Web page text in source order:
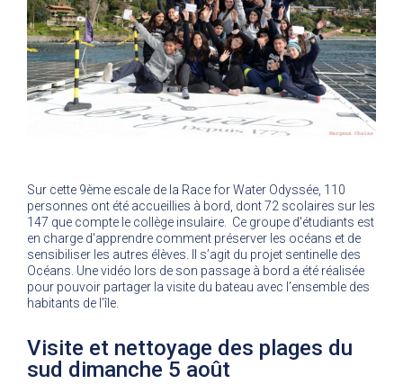
Sur cette 9ème escale de la Race for Water Odyssée, 110
personnes ont été accueillies à bord, dont 72 scolaires sur les
147 que compte le collège insulaire. Ce groupe d'étudiants est
en charge d'apprendre comment préserver les océans et de
sensibiliser les autres élèves. Il s’agit du projet sentinelle des
Océans. Une vidéo lors de son passage à bord a été réalisée
pour pouvoir partager la visite du bateau avec l’ensemble des
habitants de l’île.
Visite et nettoyage des plages du
sud dimanche 5 août